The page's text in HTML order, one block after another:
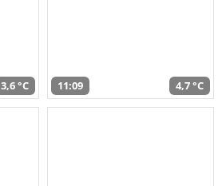
3,6 °C 11:09 4,7 °C